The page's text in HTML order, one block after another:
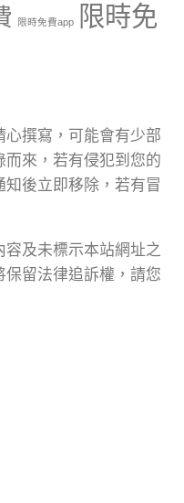
限時免費app
限時免
撰寫，可能會有少部
來，若有侵犯到您的
後立即移除，若有冒
及未標示本站網址之
留法律追訴權，請您